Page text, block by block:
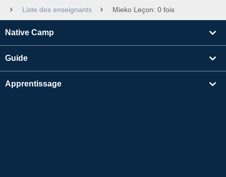
Liste des enseignants
Mieko Leçon: 0 fois
Native Camp
Guide
Apprentissage